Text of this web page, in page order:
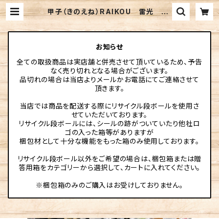
甲子（きのえね）RAIKOU 雷光 72
0ml | 伊勢元酒店online
お知らせ
全ての取扱商品は実店舗と併売させて頂いているため、予告
なく売り切れとなる場合がございます。
品切れの場合は当店よりメールかお電話にてご連絡させて
頂きます。
当店では商品を配送する際にリサイクル段ボールを使用さ
せていただいております。
リサイクル段ボールには、シールの跡がついていたり他社ロ
ゴの入った箱等がありますが
梱包材として十分な機能をもった箱のみ使用しております。
リサイクル段ボール以外をご希望の場合は、梱包箱または贈
答用箱をカテゴリーから選択して、カートに入れてください。
※梱包箱のみのご購入はお受けしておりません。